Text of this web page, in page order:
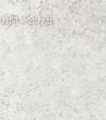
お問い合わせ